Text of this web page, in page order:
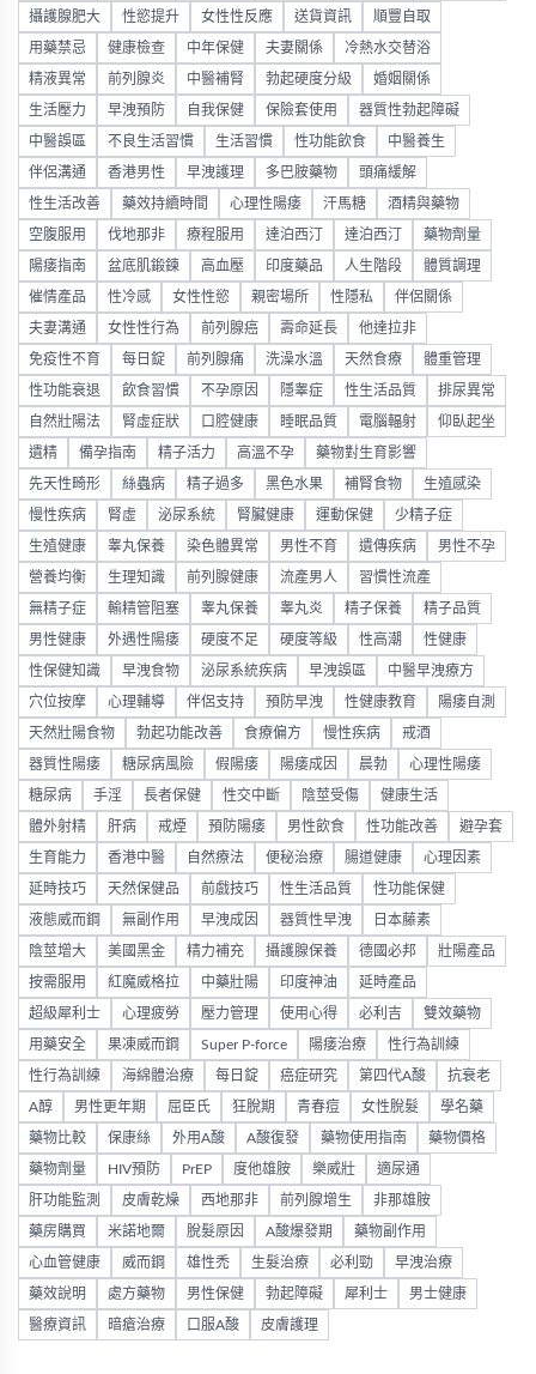
攝護腺肥大 性慾提升 女性性反應 送貨資訊 順豐自取
用藥禁忌 健康檢查 中年保健 夫妻關係 冷熱水交替浴
精液異常 前列腺炎 中醫補腎 勃起硬度分級 婚姻關係
生活壓力 早洩預防 自我保健 保險套使用 器質性勃起障礙
中醫誤區 不良生活習慣 生活習慣 性功能飲食 中醫養生
伴侶溝通 香港男性 早洩護理 多巴胺藥物 頭痛緩解
性生活改善 藥效持續時間 心理性陽痿 汗馬糖 酒精與藥物
空腹服用 伐地那非 療程服用 達泊西汀 達泊西汀 藥物劑量
陽痿指南 盆底肌鍛鍊 高血壓 印度藥品 人生階段 體質調理
催情產品 性冷感 女性性慾 親密場所 性隱私 伴侶關係
夫妻溝通 女性性行為 前列腺癌 壽命延長 他達拉非
免疫性不育 每日錠 前列腺痛 洗澡水溫 天然食療 體重管理
性功能衰退 飲食習慣 不孕原因 隱睾症 性生活品質 排尿異常
自然壯陽法 腎虛症狀 口腔健康 睡眠品質 電腦輻射 仰臥起坐
遺精 備孕指南 精子活力 高溫不孕 藥物對生育影響
先天性畸形 絲蟲病 精子過多 黑色水果 補腎食物 生殖感染
慢性疾病 腎虛 泌尿系統 腎臟健康 運動保健 少精子症
生殖健康 睾丸保養 染色體異常 男性不育 遺傳疾病 男性不孕
營養均衡 生理知識 前列腺健康 流產男人 習慣性流產
無精子症 輸精管阻塞 睾丸保養 睾丸炎 精子保養 精子品質
男性健康 外遇性陽痿 硬度不足 硬度等級 性高潮 性健康
性保健知識 早洩食物 泌尿系統疾病 早洩誤區 中醫早洩療方
穴位按摩 心理輔導 伴侶支持 預防早洩 性健康教育 陽痿自測
天然壯陽食物 勃起功能改善 食療偏方 慢性疾病 戒酒
器質性陽痿 糖尿病風險 假陽痿 陽痿成因 晨勃 心理性陽痿
糖尿病 手淫 長者保健 性交中斷 陰莖受傷 健康生活
體外射精 肝病 戒煙 預防陽痿 男性飲食 性功能改善 避孕套
生育能力 香港中醫 自然療法 便秘治療 腸道健康 心理因素
延時技巧 天然保健品 前戲技巧 性生活品質 性功能保健
液態威而鋼 無副作用 早洩成因 器質性早洩 日本藤素
陰莖增大 美國黑金 精力補充 攝護腺保養 德國必邦 壯陽產品
按需服用 紅魔威格拉 中藥壯陽 印度神油 延時產品
超級犀利士 心理疲勞 壓力管理 使用心得 必利吉 雙效藥物
用藥安全 果凍威而鋼 Super P-force 陽痿治療 性行為訓練
性行為訓練 海綿體治療 每日錠 癌症研究 第四代A酸 抗衰老
A醇 男性更年期 屈臣氏 狂脫期 青春痘 女性脫髮 學名藥
藥物比較 保康絲 外用A酸 A酸復發 藥物使用指南 藥物價格
藥物劑量 HIV預防 PrEP 度他雄胺 樂威壯 適尿通
肝功能監測 皮膚乾燥 西地那非 前列腺增生 非那雄胺
藥房購買 米諾地爾 脫髮原因 A酸爆發期 藥物副作用
心血管健康 威而鋼 雄性禿 生髮治療 必利勁 早洩治療
藥效說明 處方藥物 男性保健 勃起障礙 犀利士 男士健康
醫療資訊 暗瘡治療 口服A酸 皮膚護理